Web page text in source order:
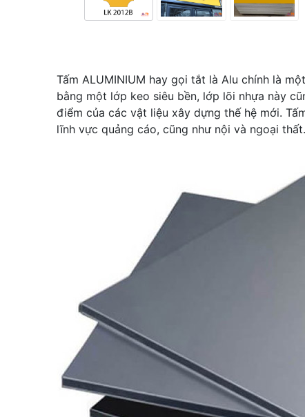
Tấm ALUMINIUM hay gọi tắt là Alu chính là
bằng một lớp keo siêu bền, lớp lõi nhựa này
điểm của các vật liệu xây dựng thế hệ mới.
lĩnh vực quảng cáo, cũng như nội và ngoại thất.